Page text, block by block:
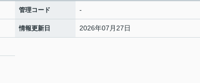
管理コード -
情報更新日 2026年07月27日